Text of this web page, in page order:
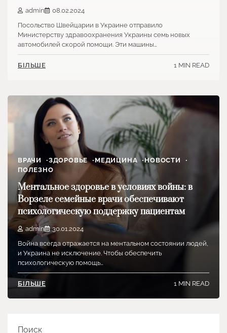
admin
08.02.2024
Посольство Швейцарии в Украине отправило
Министерству здравоохранения Украины семь новых
автомобилей скорой помощи. Эти машины…
БІЛЬШЕ 1 MIN READ
ВРАЧИ ЗДОРОВЬЕ МЕДИЦИНА
НОВОСТИ
ПОЛЕЗНО
Ментальное здоровье в условиях войны: в
Ворзеле семейные врачи обеспечивают
психологическую поддержку пациентам
admin
30.01.2024
Война всегда отражается на ментальном состоянии людей,
и Украина не исключение. Чтобы обеспечить
психологическую помощь…
БІЛЬШЕ 1 MIN READ
Поиск